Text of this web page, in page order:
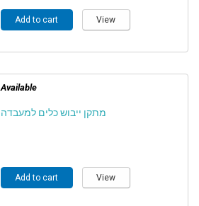
Add to cart View
Available
מתקן ייבוש כלים למעבדה
Add to cart View